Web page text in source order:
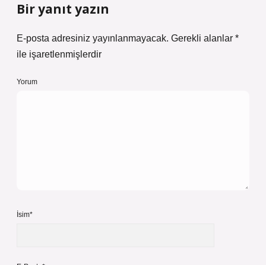
Bir yanıt yazın
E-posta adresiniz yayınlanmayacak. Gerekli alanlar *
ile işaretlenmişlerdir
Yorum
İsim*